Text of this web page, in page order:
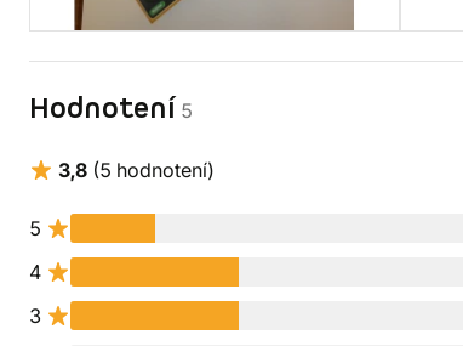
Hodnotení 5
3,8 (5 hodnotení)
5
4
3